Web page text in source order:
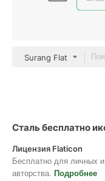
Surang Flat
Сталь бесплатно
Лицензия Flaticon
Бесплатно для личных
авторства. Подробнее